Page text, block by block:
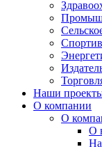
Наши
О компании
О
О